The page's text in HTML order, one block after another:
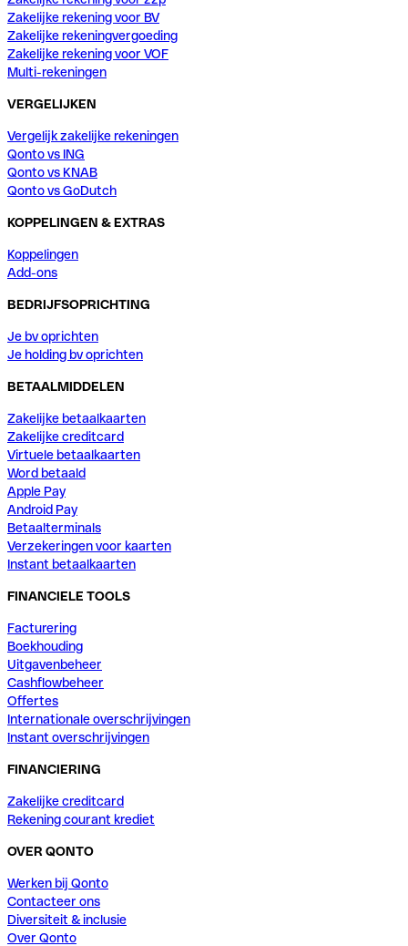
Zakelijke rekening voor BV
Zakelijke rekeningvergoeding
Zakelijke rekening voor VOF
Multi-rekeningen
VERGELIJKEN
Vergelijk zakelijke rekeningen
Qonto vs ING
Qonto vs KNAB
Qonto vs GoDutch
KOPPELINGEN & EXTRAS
Koppelingen
Add-ons
BEDRIJFSOPRICHTING
Je bv oprichten
Je holding bv oprichten
BETAALMIDDELEN
Zakelijke betaalkaarten
Zakelijke creditcard
Virtuele betaalkaarten
Word betaald
Apple Pay
Android Pay
Betaalterminals
Verzekeringen voor kaarten
Instant betaalkaarten
FINANCIELE TOOLS
Facturering
Boekhouding
Uitgavenbeheer
Cashflowbeheer
Offertes
Internationale overschrijvingen
Instant overschrijvingen
FINANCIERING
Zakelijke creditcard
Rekening courant krediet
OVER QONTO
Werken bij Qonto
Contacteer ons
Diversiteit & inclusie
Over Qonto